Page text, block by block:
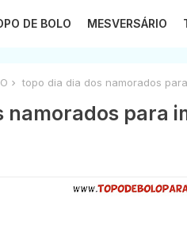
DE BOLO MESVERSÁRIO
topo dia dia dos namorados
namorados para